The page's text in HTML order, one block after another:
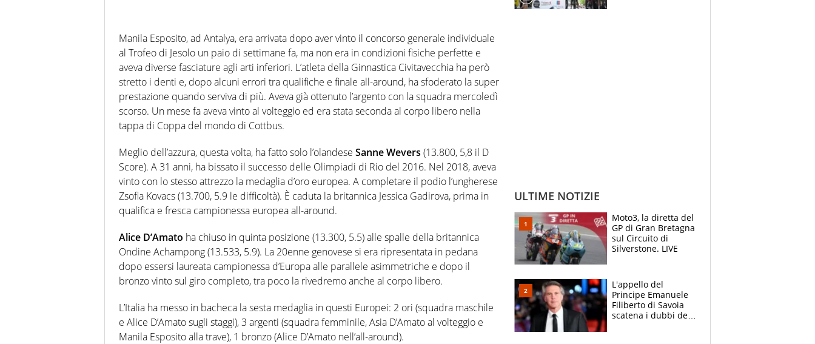
Manila Esposito, ad Antalya, era arrivata dopo aver vinto il concorso generale individuale
al Trofeo di Jesolo un paio di settimane fa, ma non era in condizioni fisiche perfette e
aveva diverse fasciature agli arti inferiori. L’atleta della Ginnastica Civitavecchia ha però
stretto i denti e, dopo alcuni errori tra qualifiche e finale all-around, ha sfoderato la super
prestazione quando serviva di più. Aveva già ottenuto l’argento con la squadra mercoledì
scorso. Un mese fa aveva vinto al volteggio ed era stata seconda al corpo libero nella
tappa di Coppa del mondo di Cottbus.
Meglio dell’azzura, questa volta, ha fatto solo l’olandese Sanne Wevers (13.800, 5,8 il D
Score). A 31 anni, ha bissato il successo delle Olimpiadi di Rio del 2016. Nel 2018, aveva
vinto con lo stesso attrezzo la medaglia d’oro europea. A completare il podio l’ungherese
Zsofia Kovacs (13.700, 5.9 le difficoltà). È caduta la britannica Jessica Gadirova, prima in
qualifica e fresca campionessa europea all-around.
Alice D’Amato ha chiuso in quinta posizione (13.300, 5.5) alle spalle della britannica
Ondine Achampong (13.533, 5.9). La 20enne genovese si era ripresentata in pedana
dopo essersi laureata campionessa d’Europa alle parallele asimmetriche e dopo il
bronzo vinto sul giro completo, tra poco la rivedremo anche al corpo libero.
L’Italia ha messo in bacheca la sesta medaglia in questi Europei: 2 ori (squadra maschile
e Alice D’Amato sugli staggi), 3 argenti (squadra femminile, Asia D’Amato al volteggio e
Manila Esposito alla trave), 1 bronzo (Alice D’Amato nell’all-around).
ULTIME NOTIZIE
Moto3, la diretta del
GP di Gran Bretagna
sul Circuito di
Silverstone. LIVE
L'appello del
Principe Emanuele
Filiberto di Savoia
scatena i dubbi dei